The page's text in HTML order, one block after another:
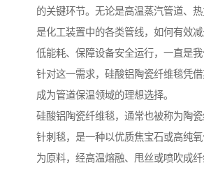
的关键环节。无论是高温蒸汽管道、
是化工装置中的各类管线，如何有效
低能耗、保障设备安全运行，一直是我
针对这一需求，硅酸铝陶瓷纤维毯凭借
成为管道保温领域的理想选择。
硅酸铝陶瓷纤维毯，通常也被称为陶
针刺毯，是一种以优质焦宝石或高纯
为原料，经高温熔融、甩丝或喷吹成